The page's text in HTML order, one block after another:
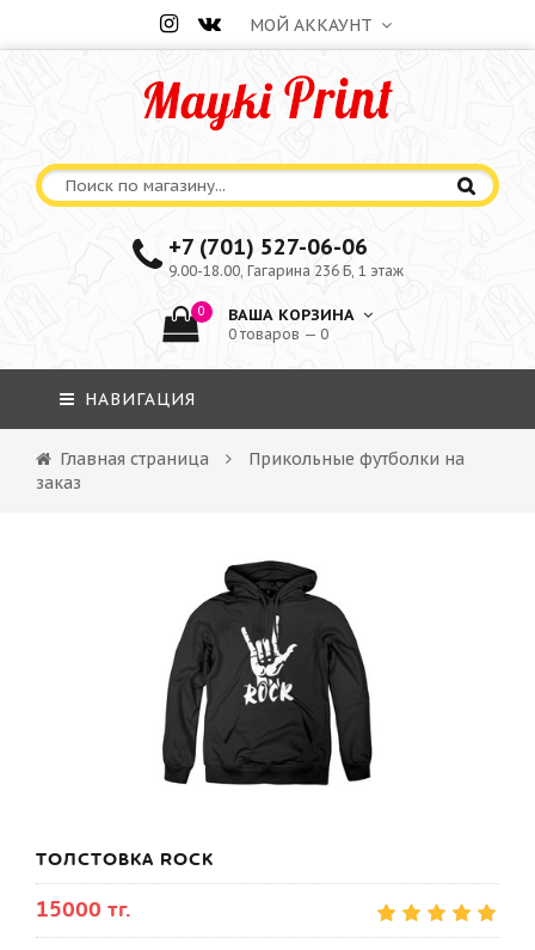
МОЙ АККАУНТ
+7 (701) 527-06-06
9.00-18.00, Гагарина 236 Б, 1 этаж
0 ВАША КОРЗИНА
0 товаров — 0
НАВИГАЦИЯ
Главная страница
Прикольные футболки на
заказ
ТОЛСТОВКА ROCK
15000 тг.